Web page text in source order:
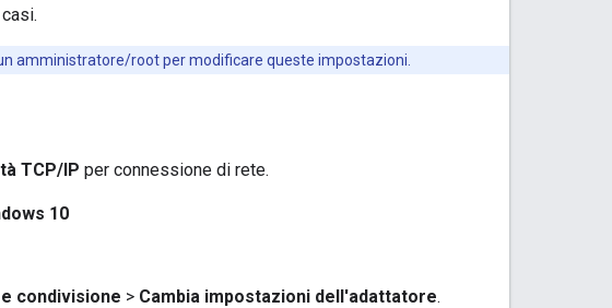
amministratore/root per modificare queste impostazioni.
TCP/IP per connessione di rete.
10
condivisione > Cambia impostazioni dell'adattatore.